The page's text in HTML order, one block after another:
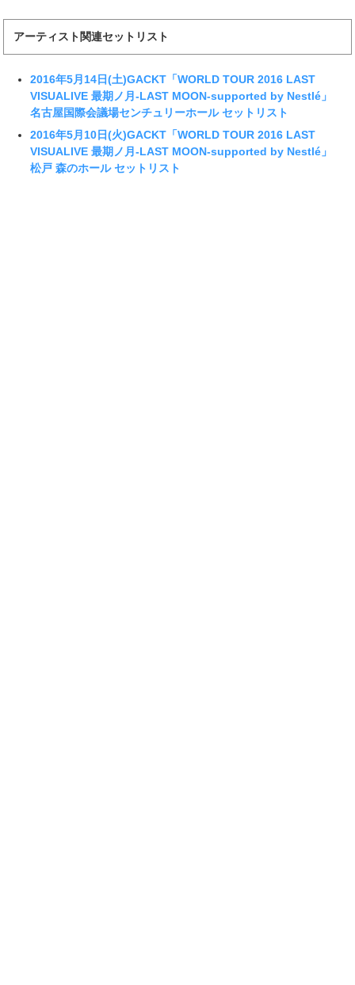
アーティスト関連セットリスト
2016年5月14日(土)GACKT「WORLD TOUR 2016 LAST
VISUALIVE 最期ノ月-LAST MOON-supported by Nestlé」
名古屋国際会議場センチュリーホール セットリスト
2016年5月10日(火)GACKT「WORLD TOUR 2016 LAST
VISUALIVE 最期ノ月-LAST MOON-supported by Nestlé」
松戸 森のホール セットリスト